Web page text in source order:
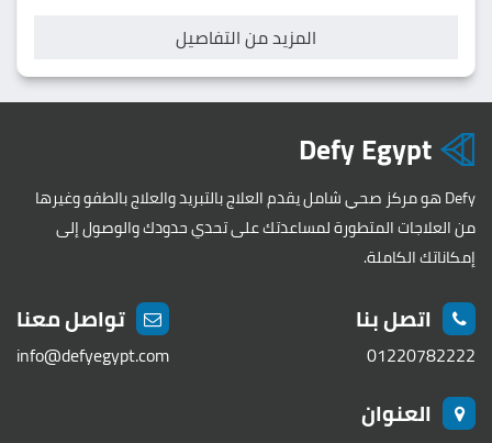
المزيد من التفاصيل
Defy Egypt
Defy هو مركز صحي شامل يقدم العلاج بالتبريد والعلاج بالطفو وغيرها
من العلاجات المتطورة لمساعدتك على تحدي حدودك والوصول إلى
إمكاناتك الكاملة.
اتصل بنا
01220782222
تواصل معنا
info@defyegypt.com
العنوان